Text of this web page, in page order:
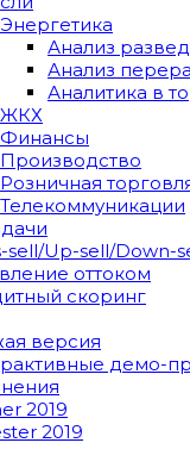
Энергетика
Анализ
Анализ
Аналитика в
ЖКХ
Финансы
Производство
Розничная
Телекоммуникации
sell/Up-sell/Down-
оттоком
скоринг
версия
демо-
2019
2019